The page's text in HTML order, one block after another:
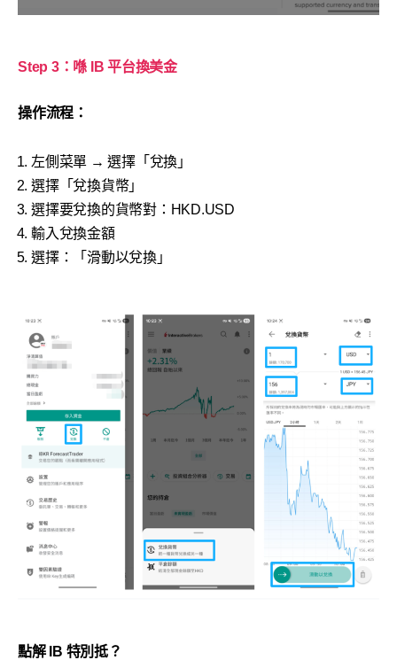
Step 3：喺 IB 平台換美金
操作流程：
左側菜單 → 選擇「兌換」
選擇「兌換貨幣」
選擇要兌換的貨幣對：HKD.USD
輸入兌換金額
選擇：「滑動以兌換」
點解 IB 特別抵？